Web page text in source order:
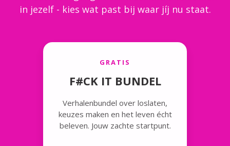
in jezelf - kies wat past bij waar jíj nu staat.
GRATIS
F#CK IT BUNDEL
Verhalenbundel over loslaten,
keuzes maken en het leven écht
beleven. Jouw zachte startpunt.